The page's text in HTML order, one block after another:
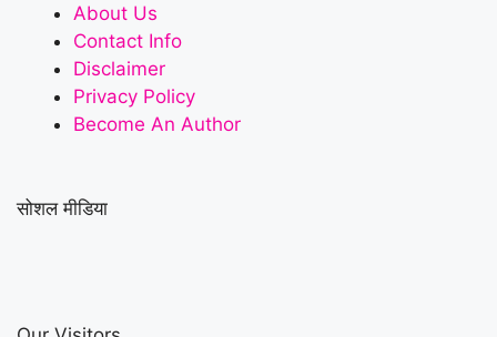
About Us
Contact Info
Disclaimer
Privacy Policy
Become An Author
सोशल मीडिया